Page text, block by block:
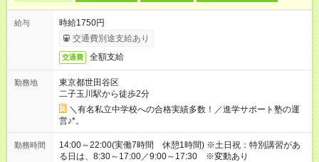
給与
時給1750円
交通費別途支給あり
交通費 全額支給
勤務地
東京都世田谷区
二子玉川駅から徒歩2分
＼有名私立中学校への合格実績多数！／進学サポート塾の運
営♪*。
勤務時間
14:00～22:00(実働7時間 休憩1時間) ※土日祝：特別講習があ
る日は、8:30～17:00／9:00～17:30 ※変動あり